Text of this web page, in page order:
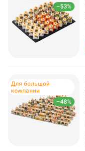
–53%
–48%
Для большой
компании